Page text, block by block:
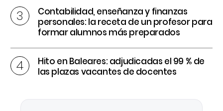
Contabilidad, enseñanza y finanzas
personales: la receta de un profesor para
formar alumnos más preparados
Hito en Baleares: adjudicadas el 99 % de
las plazas vacantes de docentes